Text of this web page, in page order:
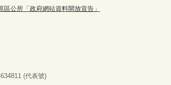
區公所「政府網站資料開放宣告」
(代表號)